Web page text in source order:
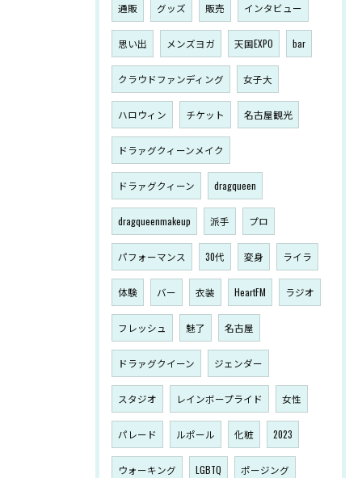
通販 グッズ 販売 インタビュー
思い出 メンズヨガ 天国EXPO bar
クラウドファンディング 女子大
ハロウィン チケット 名古屋観光
ドラァグクィーンメイク
ドラァグクィーン dragqueen
dragqueenmakeup 派手 プロ
パフォーマンス 30代 変身 ライラ
体験 バー 衣装 HeartFM ラジオ
フレッシュ 魅了 名古屋
ドラァグクイーン ジェンダー
スタジオ レインボープライド 女性
パレード ルポール 化粧 2023
ウォーキング LGBTQ ポージング